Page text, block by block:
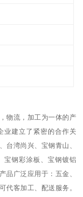
物流，加工为一体的产
业建立了紧密的合作关
台湾尚兴、宝钢青山、
宝钢彩涂板、宝钢镀铝
品广泛应用于：五金、
代客加工、配送服务。